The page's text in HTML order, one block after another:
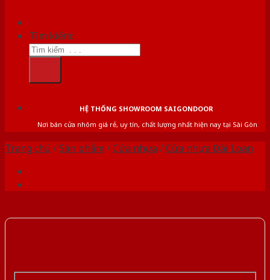
Tìm kiếm:
HỆ THỐNG SHOWROOM SAIGONDOOR
Nơi bán cửa nhôm giá rẻ, uy tín, chất lượng nhất hiện nay tại Sài Gòn
Trang chủ /Sản phẩm /Cửa nhựa /Cửa nhựa Đài Loan